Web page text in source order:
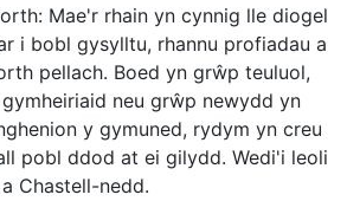
Mae'r rhain yn cynnig lle diogel
i bobl gysylltu, rhannu profiadau a
pellach. Boed yn grŵp teuluol,
neu grŵp newydd yn
y gymuned, rydym yn creu
pobl ddod at ei gilydd. Wedi'i leoli
Chastell-nedd.